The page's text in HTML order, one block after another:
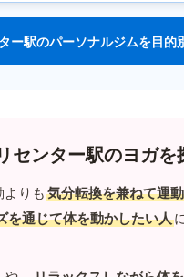
ー駅のパーソナルジムを目的
センター駅のヨガを
よりも 気分転換を兼ねて運
を通じて体を動かしたい人